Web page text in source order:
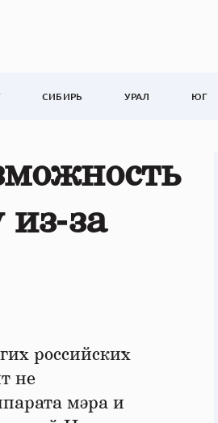
СИБИРЬ УРАЛ ЮГ
российских
не
мэра и